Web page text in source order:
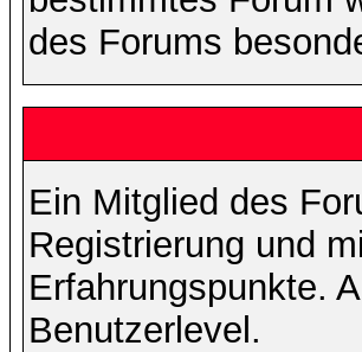
des Forums
Ein Mitglied des
Registrierung und
Erfahrungspunkte.
Benutzerlevel.